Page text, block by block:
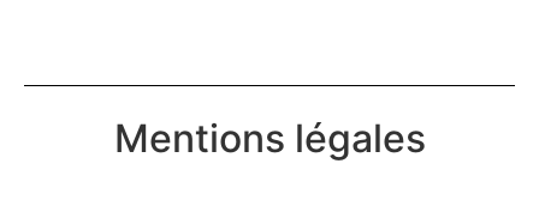
Mentions légales